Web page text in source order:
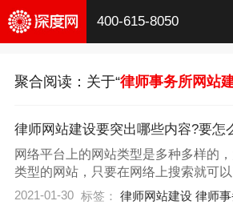
400-615-8050
聚合阅读：关于“律师事务所网站
律师网站建设要突出哪些内容?要怎
网络平台上的网站类型是多种多样的
类型的网站，只要在网络上搜索就可
家经常浏览的，这些网站可以为大家提
2021-01-30 标签： 律师网站建设 律师